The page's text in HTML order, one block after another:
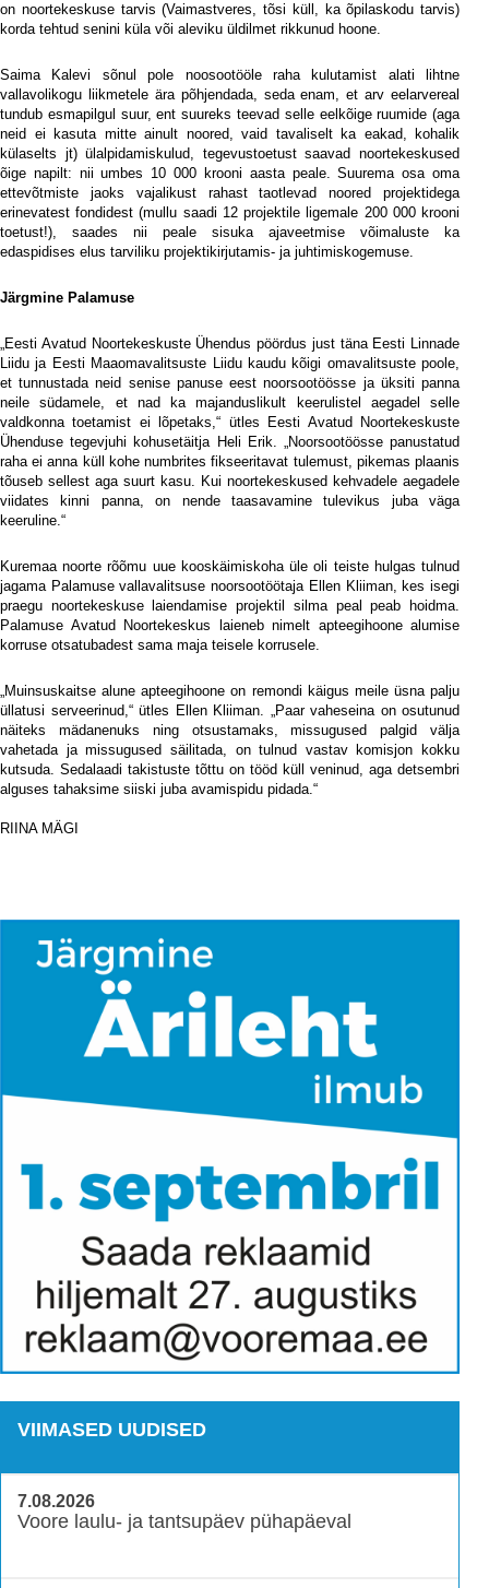
on noortekeskuse tarvis (Vaimastveres, tõsi küll, ka õpilaskodu tarvis)
korda tehtud senini küla või aleviku üldilmet rikkunud hoone.
Saima Kalevi sõnul pole noosootööle raha kulutamist alati lihtne
vallavolikogu liikmetele ära põhjendada, seda enam, et arv eelarvereal
tundub esmapilgul suur, ent suureks teevad selle eelkõige ruumide (aga
neid ei kasuta mitte ainult noored, vaid tavaliselt ka eakad, kohalik
külaselts jt) ülalpidamiskulud, tegevustoetust saavad noortekeskused
õige napilt: nii umbes 10 000 krooni aasta peale. Suurema osa oma
ettevõtmiste jaoks vajalikust rahast taotlevad noored projektidega
erinevatest fondidest (mullu saadi 12 projektile ligemale 200 000 krooni
toetust!), saades nii peale sisuka ajaveetmise võimaluste ka
edaspidises elus tarviliku projektikirjutamis- ja juhtimiskogemuse.
Järgmine Palamuse
„Eesti Avatud Noortekeskuste Ühendus pöördus just täna Eesti Linnade
Liidu ja Eesti Maaomavalitsuste Liidu kaudu kõigi omavalitsuste poole,
et tunnustada neid senise panuse eest noorsootöösse ja üksiti panna
neile südamele, et nad ka majanduslikult keerulistel aegadel selle
valdkonna toetamist ei lõpetaks,“ ütles Eesti Avatud Noortekeskuste
Ühenduse tegevjuhi kohusetäitja Heli Erik. „Noorsootöösse panustatud
raha ei anna küll kohe numbrites fikseeritavat tulemust, pikemas plaanis
tõuseb sellest aga suurt kasu. Kui noortekeskused kehvadele aegadele
viidates kinni panna, on nende taasavamine tulevikus juba väga
keeruline.“
Kuremaa noorte rõõmu uue kooskäimiskoha üle oli teiste hulgas tulnud
jagama Palamuse vallavalitsuse noorsootöötaja Ellen Kliiman, kes isegi
praegu noortekeskuse laiendamise projektil silma peal peab hoidma.
Palamuse Avatud Noortekeskus laieneb nimelt apteegihoone alumise
korruse otsatubadest sama maja teisele korrusele.
„Muinsuskaitse alune apteegihoone on remondi käigus meile üsna palju
üllatusi serveerinud,“ ütles Ellen Kliiman. „Paar vaheseina on osutunud
näiteks mädanenuks ning otsustamaks, missugused palgid välja
vahetada ja missugused säilitada, on tulnud vastav komisjon kokku
kutsuda. Sedalaadi takistuste tõttu on tööd küll veninud, aga detsembri
alguses tahaksime siiski juba avamispidu pidada.“
RIINA MÄGI
VIIMASED UUDISED
7.08.2026
Voore laulu- ja tantsupäev pühapäeval